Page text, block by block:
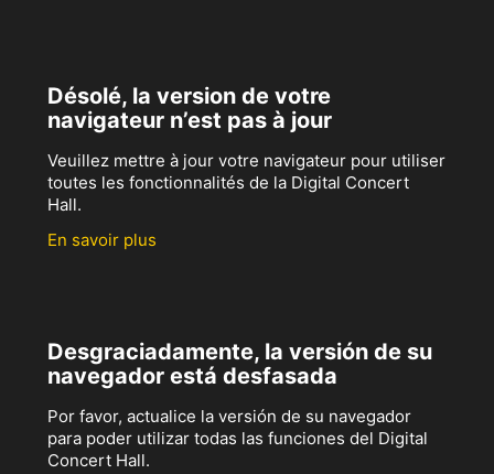
Désolé, la version de votre
navigateur n’est pas à jour
Veuillez mettre à jour votre navigateur pour utiliser
toutes les fonctionnalités de la Digital Concert
Hall.
En savoir plus
Desgraciadamente, la versión de su
navegador está desfasada
Por favor, actualice la versión de su navegador
para poder utilizar todas las funciones del Digital
Concert Hall.